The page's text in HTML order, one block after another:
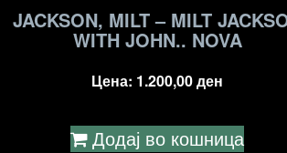
JACKSON, MILT – MILT
WITH JOHN.. NOVA
Цена: 1.200,00ден
Додај во кошница